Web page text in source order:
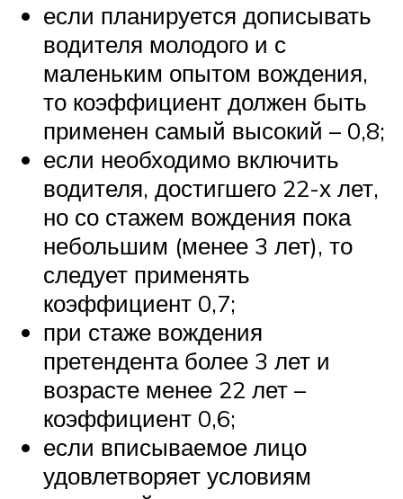
если планируется дописывать
водителя молодого и с
маленьким опытом вождения,
то коэффициент должен быть
применен самый высокий – 0,8;
если необходимо включить
водителя, достигшего 22-х лет,
но со стажем вождения пока
небольшим (менее 3 лет), то
следует применять
коэффициент 0,7;
при стаже вождения
претендента более 3 лет и
возрасте менее 22 лет –
коэффициент 0,6;
если вписываемое лицо
удовлетворяет условиям